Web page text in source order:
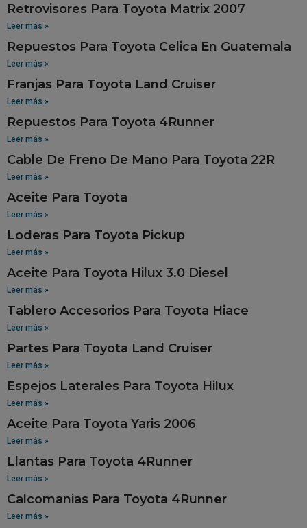
Retrovisores Para Toyota Matrix 2007
Leer más »
Repuestos Para Toyota Celica En Guatemala
Leer más »
Franjas Para Toyota Land Cruiser
Leer más »
Repuestos Para Toyota 4Runner
Leer más »
Cable De Freno De Mano Para Toyota 22R
Leer más »
Aceite Para Toyota
Leer más »
Loderas Para Toyota Pickup
Leer más »
Aceite Para Toyota Hilux 3.0 Diesel
Leer más »
Tablero Accesorios Para Toyota Hiace
Leer más »
Partes Para Toyota Land Cruiser
Leer más »
Espejos Laterales Para Toyota Hilux
Leer más »
Aceite Para Toyota Yaris 2006
Leer más »
Llantas Para Toyota 4Runner
Leer más »
Calcomanias Para Toyota 4Runner
Leer más »